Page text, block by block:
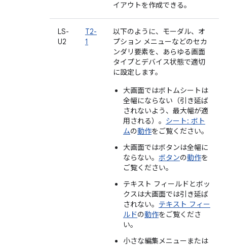
イアウトを作成できる。
LS-
U2
T2-
1
以下のように、モーダル、オ
プション メニューなどのセカ
ンダリ要素を、あらゆる画面
タイプとデバイス状態で適切
に設定します。
大画面ではボトムシートは
全幅にならない（引き延ば
されないよう、最大幅が適
用される）。 シート: ボト
ムの動作をご覧ください。
大画面ではボタンは全幅に
ならない。 ボタンの動作を
ご覧ください。
テキスト フィールドとボッ
クスは大画面では引き延ば
されない。 テキスト フィー
ルドの動作をご覧くださ
い。
小さな編集メニューまたは